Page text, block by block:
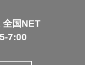
全国NET
7:00